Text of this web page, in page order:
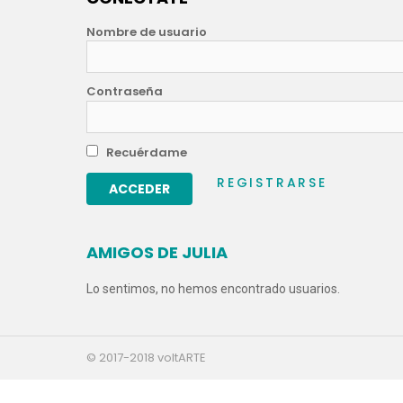
Nombre de usuario
Contraseña
Recuérdame
REGISTRARSE
AMIGOS DE JULIA
Lo sentimos, no hemos encontrado usuarios.
© 2017-2018 voltARTE